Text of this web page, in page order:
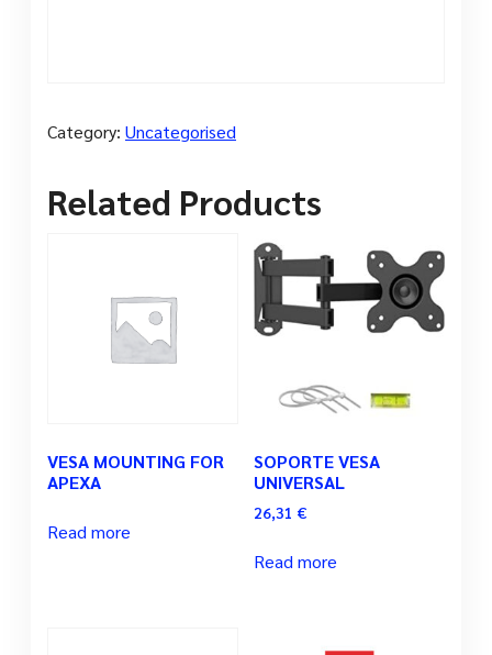
Category: Uncategorised
Related Products
VESA MOUNTING FOR
APEXA
Read more
SOPORTE VESA
UNIVERSAL
26,31 €
Read more